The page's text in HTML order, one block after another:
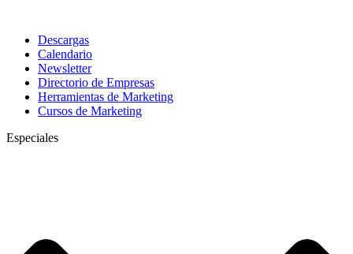
Descargas
Calendario
Newsletter
Directorio de Empresas
Herramientas de Marketing
Cursos de Marketing
Especiales